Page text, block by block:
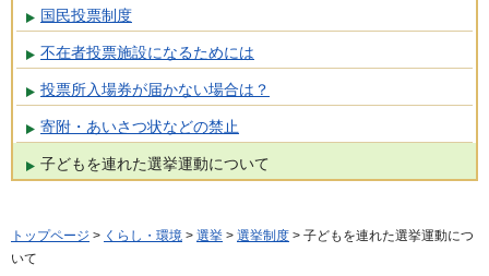
国民投票制度
不在者投票施設になるためには
投票所入場券が届かない場合は？
寄附・あいさつ状などの禁止
子どもを連れた選挙運動について
トップページ > くらし・環境 > 選挙 > 選挙制度 > 子どもを連れた選挙運動につ
いて